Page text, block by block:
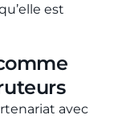
est
avec